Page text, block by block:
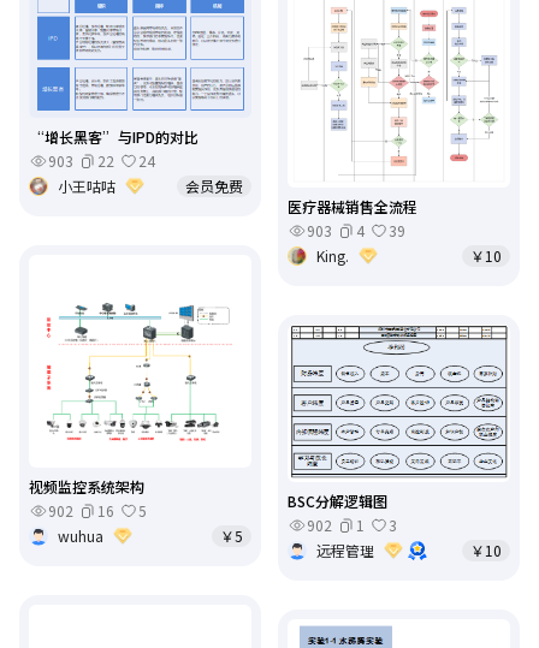
“增长黑客”与IPD的对比
903
22
24
小王咕咕
会员免费
医疗器械销售全流程
903
4
39
King.
￥10
视频监控系统架构
902
16
5
wuhua
￥5
BSC分解逻辑图
902
1
3
远程管理
￥10